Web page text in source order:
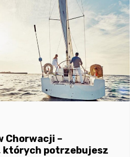
Chorwacji –
których potrzebujesz